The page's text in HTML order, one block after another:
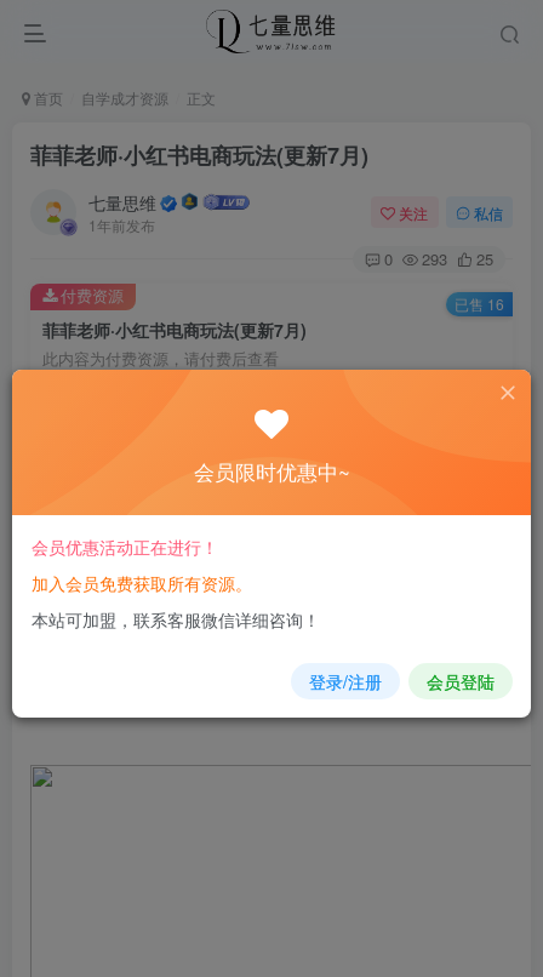
首页 自学成才资源 正文
菲菲老师·小红书电商玩法(更新7月)
七量思维
1年前发布
关注 私信
0 293 25
菲菲老师·小红书电商玩法(更新7月)
此内容为付费资源，请付费后查看
8.8
您当前未登录！建议登陆后购买，可保存购买订单
付费资源 已售 16
会员限时优惠中~
会员优惠活动正在进行！
加入会员免费获取所有资源。
本站可加盟，联系客服微信详细咨询！
登录/注册 会员登陆